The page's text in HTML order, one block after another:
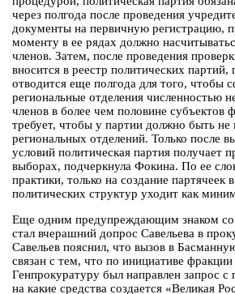
через полгода после проведения
документы на первичную регистрацию,
моменту в ее рядах должно
членов. Затем, после проведения
вносится в реестр политических партий,
отводится еще полгода для того, чтобы
региональные отделения численностью
членов в более чем половине субъектов
требует, чтобы у партии должно быть не
региональных отделений. Только после
условий политическая партия получает
выборах, подчеркнула Фокина. По ее
практики, только на создание партячеек
политических структур уходит как
Еще одним предупреждающим знаком
стал вчерашний допрос Савельева в
Савельев пояснил, что вызов в
связан с тем, что по инициативе
Генпрокуратуру был направлен запрос с
на какие средства создается «Великая